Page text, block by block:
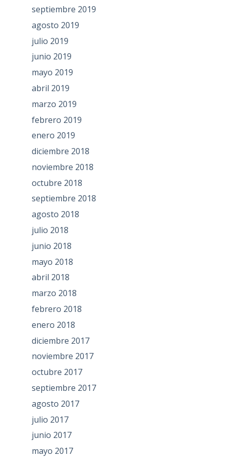
septiembre 2019
agosto 2019
julio 2019
junio 2019
mayo 2019
abril 2019
marzo 2019
febrero 2019
enero 2019
diciembre 2018
noviembre 2018
octubre 2018
septiembre 2018
agosto 2018
julio 2018
junio 2018
mayo 2018
abril 2018
marzo 2018
febrero 2018
enero 2018
diciembre 2017
noviembre 2017
octubre 2017
septiembre 2017
agosto 2017
julio 2017
junio 2017
mayo 2017